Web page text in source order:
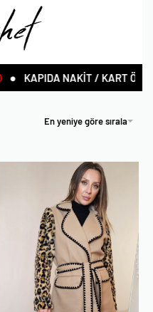
• KAPIDA NAKİT / KART
En yeniye göre sırala